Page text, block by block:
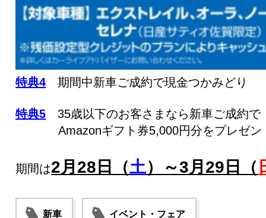
特典4 期間中新車ご成約で現金つかみどり
特典5 35歳以下のお客さまなら新車ご成約で
Amazonギフト券5,000円分をプレゼン
期間は2月28日（土）～3月29日（
新車 イベント・フェア